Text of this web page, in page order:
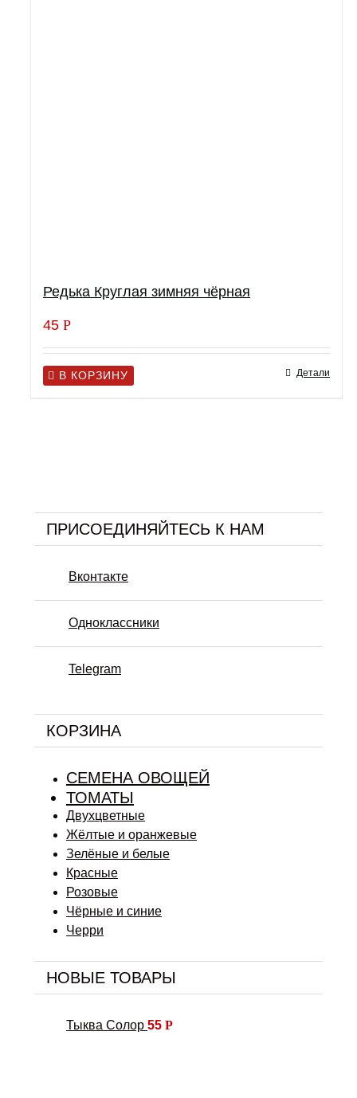
Редька Круглая зимняя чёрная
45 Р
В КОРЗИНУ Детали
ПРИСОЕДИНЯЙТЕСЬ К НАМ
Вконтакте
Одноклассники
Telegram
КОРЗИНА
СЕМЕНА ОВОЩЕЙ
ТОМАТЫ
Двухцветные
Жёлтые и оранжевые
Зелёные и белые
Красные
Розовые
Чёрные и синие
Черри
НОВЫЕ ТОВАРЫ
Тыква Солор 55 Р